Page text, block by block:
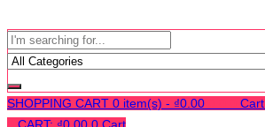
SHOPPING CART 0 item(s) - ₫0.00 Cart